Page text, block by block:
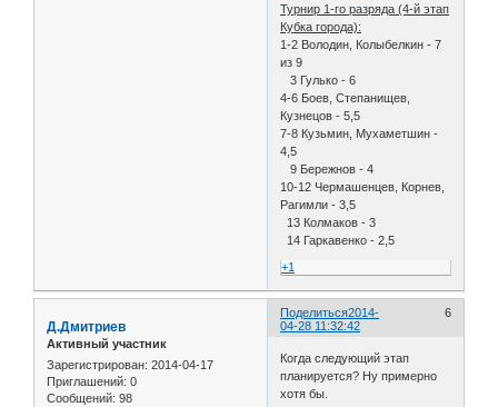
Турнир 1-го разряда (4-й этап
Кубка города):
1-2 Володин, Колыбелкин - 7
из 9
3 Гулько - 6
4-6 Боев, Степанищев,
Кузнецов - 5,5
7-8 Кузьмин, Мухаметшин -
4,5
9 Бережнов - 4
10-12 Чермашенцев, Корнев,
Рагимли - 3,5
13 Колмаков - 3
14 Гаркавенко - 2,5
+1
Поделиться 6
2014-
04-28 11:32:42
Д.Дмитриев
Активный участник
Зарегистрирован: 2014-04-17
Приглашений: 0
Сообщений: 98
Когда следующий этап
планируется? Ну примерно
хотя бы.